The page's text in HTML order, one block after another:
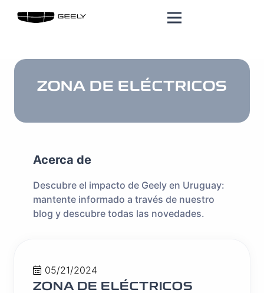
ZONA DE ELÉCTRICOS
05/21/2024
ZONA DE ELÉCTRICOS
Acerca de
Descubre el impacto de Geely en Uruguay:
mantente informado a través de nuestro
blog y descubre todas las novedades.